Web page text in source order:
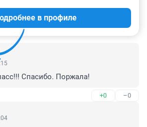
47
в профиле
Спасибо. Поржала!
+0 –0